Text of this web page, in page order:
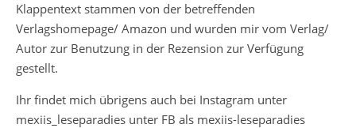
Klappentext stammen von der betreffenden
Verlagshomepage/ Amazon und wurden mir vom Verlag/
Autor zur Benutzung in der Rezension zur Verfügung
gestellt.
Ihr findet mich übrigens auch bei Instagram unter
mexiis_leseparadies unter FB als mexiis-leseparadies